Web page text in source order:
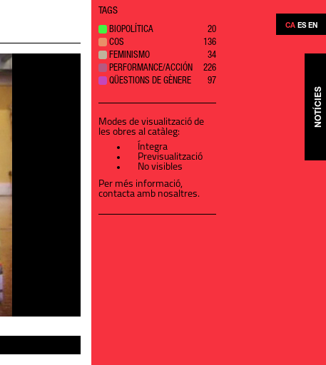
CA ES EN
NOTÍCIES
TAGS
BIOPOLÍTICA
20
COS
136
FEMINISMO
34
PERFORMANCE/ACCIÓN
226
QÜESTIONS DE GÈNERE
97
Modes de visualització de
les obres al catàleg:
Íntegra
Previsualització
No visibles
Per més informació,
contacta amb nosaltres.